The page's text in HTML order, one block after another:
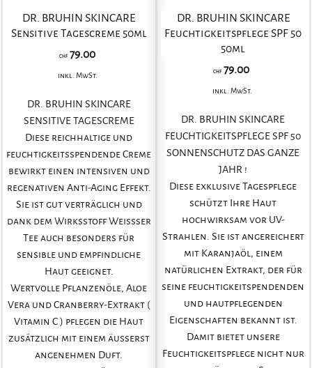
DR. BRUHIN SKINCARE
Sensitive Tagescreme 50ml
CHF 79.00
inkl. MwSt.
DR. BRUHIN SKINCARE
SENSITIVE TAGESCREME
Diese reichhaltige und
feuchtigkeitsspendende Creme
bewirkt einen intensiven und
regenativen Anti-Aging Effekt.
Sie ist gut verträglich und
dank dem Wirksstoff Weissser
Tee auch besonders für
sensible und empfindliche
Haut geeignet.
Wertvolle Pflanzenöle, Aloe
Vera und Cranberry-Extrakt (
Vitamin C ) pflegen die Haut
zusätzlich mit einem äusserst
angenehmen Duft.
DR. BRUHIN SKINCARE
Feuchtigkeitspflege SPF 50
50ml
CHF 79.00
inkl. MwSt.
DR. BRUHIN SKINCARE
FEUCHTIGKEITSPFLEGE SPF 50
SONNENSCHUTZ DAS GANZE
JAHR !
Diese exklusive Tagespflege
schützt Ihre Haut
hochwirksam vor UV-
Strahlen. Sie ist angereichert
mit Karanjaöl, einem
natürlichen Extrakt, der für
seine feuchtigkeitspendenden
und hautpflegenden
Eigenschaften bekannt ist.
Damit bietet unsere
Feuchtigkeitspflege nicht nur